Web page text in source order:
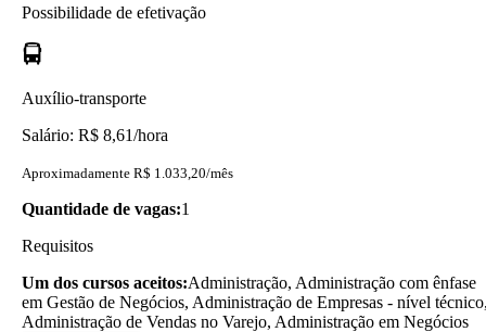
Possibilidade de efetivação
Auxílio-transporte
Salário: R$ 8,61/hora
Aproximadamente R$ 1.033,20/mês
Quantidade de vagas:1
Requisitos
Um dos cursos aceitos:Administração, Administração com ênfase
em Gestão de Negócios, Administração de Empresas - nível
Administração de Vendas no Varejo, Administração em Negócios